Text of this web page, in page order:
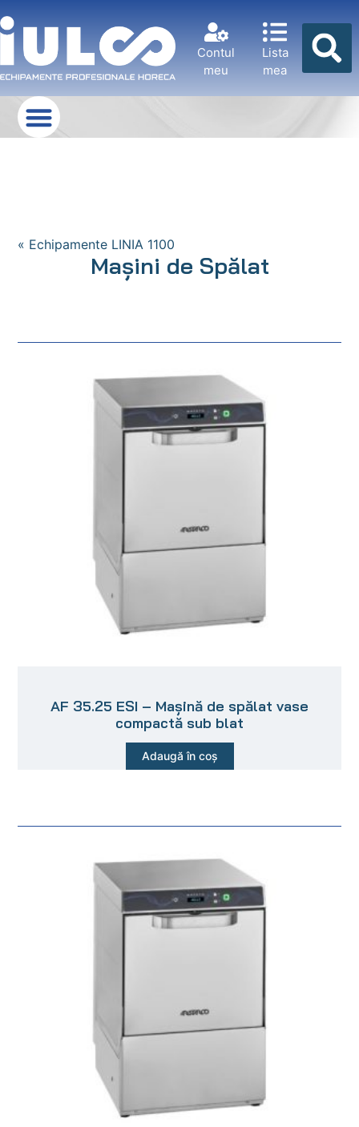
Contul
meu
Lista
mea
« Echipamente LINIA 1100
Maşini de Spălat
AF 35.25 ESI – Mașină de spălat vase
compactă sub blat
Adaugă în coș